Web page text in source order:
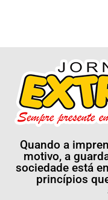
Quando a
motivo, a
sociedade está
princípios